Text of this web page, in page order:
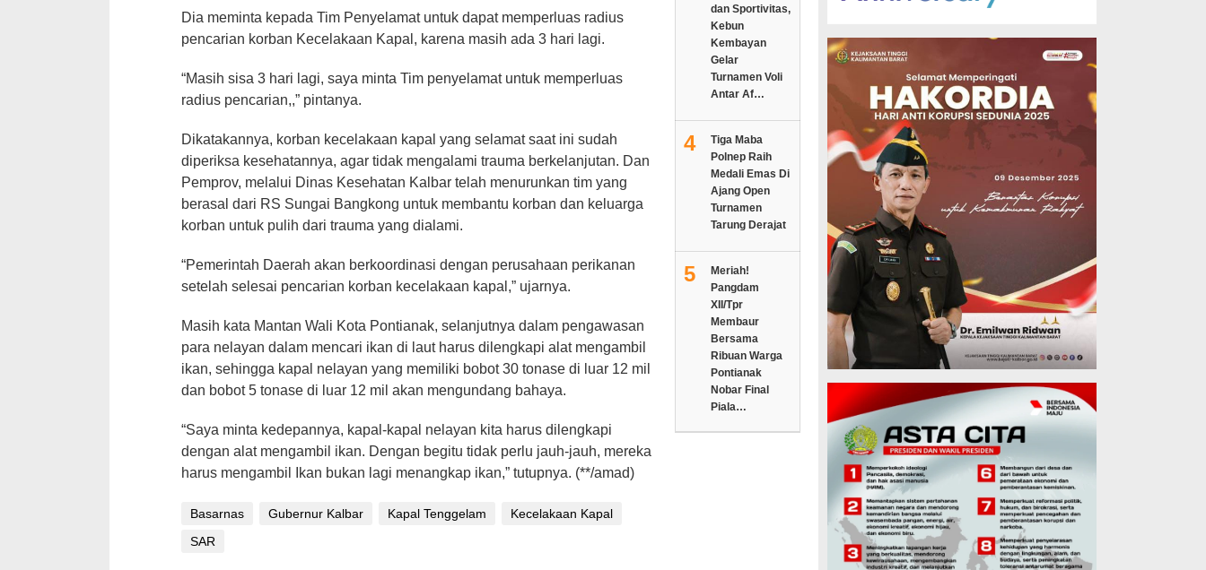
Dia meminta kepada Tim Penyelamat untuk dapat memperluas radius
pencarian korban Kecelakaan Kapal, karena masih ada 3 hari lagi.
“Masih sisa 3 hari lagi, saya minta Tim penyelamat untuk memperluas
radius pencarian,,” pintanya.
Dikatakannya, korban kecelakaan kapal yang selamat saat ini sudah
diperiksa kesehatannya, agar tidak mengalami trauma berkelanjutan. Dan
Pemprov, melalui Dinas Kesehatan Kalbar telah menurunkan tim yang
berasal dari RS Sungai Bangkong untuk membantu korban dan keluarga
korban untuk pulih dari trauma yang dialami.
“Pemerintah Daerah akan berkoordinasi dengan perusahaan perikanan
setelah selesai pencarian korban kecelakaan kapal,” ujarnya.
Masih kata Mantan Wali Kota Pontianak, selanjutnya dalam pengawasan
para nelayan dalam mencari ikan di laut harus dilengkapi alat mengambil
ikan, sehingga kapal nelayan yang memiliki bobot 30 tonase di luar 12 mil
dan bobot 5 tonase di luar 12 mil akan mengundang bahaya.
“Saya minta kedepannya, kapal-kapal nelayan kita harus dilengkapi
dengan alat mengambil ikan. Dengan begitu tidak perlu jauh-jauh, mereka
harus mengambil Ikan bukan lagi menangkap ikan,” tutupnya. (**/amad)
Basarnas Gubernur Kalbar Kapal Tenggelam
Kecelakaan Kapal
SAR
dan Sportivitas,
Kebun
Kembayan
Gelar
Turnamen Voli
Antar Af…
4
Tiga Maba
Polnep Raih
Medali Emas Di
Ajang Open
Turnamen
Tarung Derajat
5
Meriah!
Pangdam
XII/Tpr
Membaur
Bersama
Ribuan Warga
Pontianak
Nobar Final
Piala…